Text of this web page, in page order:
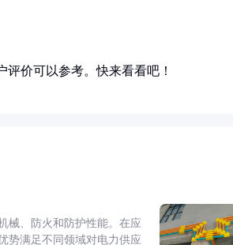
价可以参考。快来看看吧！
械、防火和防护性能。在应
势满足不同领域对电力供应